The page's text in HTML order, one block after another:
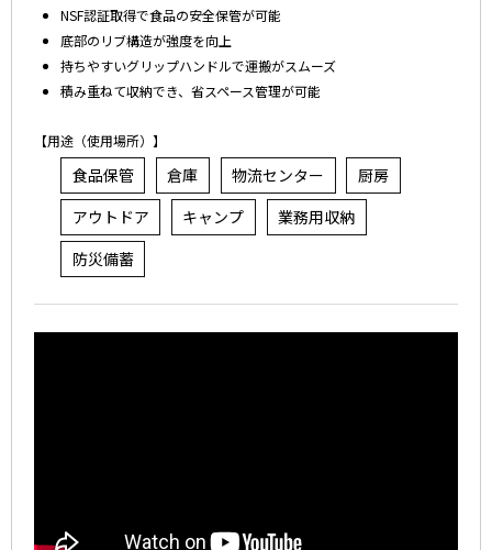
NSF認証取得で食品の安全保管が可能
底部のリブ構造が強度を向上
持ちやすいグリップハンドルで運搬がスムーズ
積み重ねて収納でき、省スペース管理が可能
【用途（使用場所）】
食品保管 倉庫 物流センター
厨房
アウトドア
キャンプ
業務用収納
防災備蓄